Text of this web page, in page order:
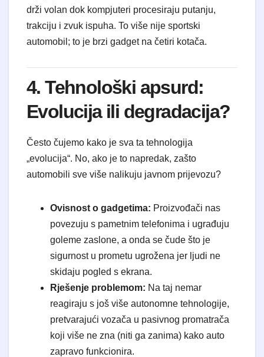
drži volan dok kompjuteri procesiraju putanju,
trakciju i zvuk ispuha. To više nije sportski
automobil; to je brzi gadget na četiri kotača.
4. Tehnološki apsurd:
Evolucija ili degradacija?
Često čujemo kako je sva ta tehnologija
„evolucija“. No, ako je to napredak, zašto
automobili sve više nalikuju javnom prijevozu?
Ovisnost o gadgetima: Proizvođači nas
povezuju s pametnim telefonima i ugrađuju
goleme zaslone, a onda se čude što je
sigurnost u prometu ugrožena jer ljudi ne
skidaju pogled s ekrana.
Rješenje problemom: Na taj nemar
reagiraju s još više autonomne tehnologije,
pretvarajući vozača u pasivnog promatrača
koji više ne zna (niti ga zanima) kako auto
zapravo funkcionira.